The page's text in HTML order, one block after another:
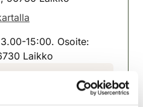
15:00. Osoite:
Laikko